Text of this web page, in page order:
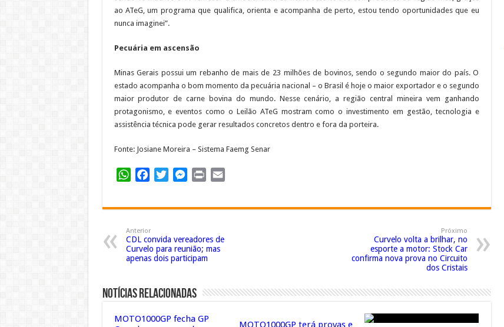
ao ATeG, um programa que qualifica, orienta e acompanha de perto, estou tendo oportunidades que eu
nunca imaginei”.
Pecuária em ascensão
Minas Gerais possui um rebanho de mais de 23 milhões de bovinos, sendo o segundo maior do país. O
estado acompanha o bom momento da pecuária nacional – o Brasil é hoje o maior exportador e o segundo
maior produtor de carne bovina do mundo. Nesse cenário, a região central mineira vem ganhando
protagonismo, e eventos como o Leilão ATeG mostram como o investimento em gestão, tecnologia e
assistência técnica pode gerar resultados concretos dentro e fora da porteira.
Fonte: Josiane Moreira – Sistema Faemg Senar
WhatsAppFacebookTwitterMessenger
Print
Anterior
CDL convida vereadores de
Curvelo para reunião; mas
apenas dois participam
Próximo
Curvelo volta a brilhar, no
esporte a motor: Stock Car
confirma nova prova no Circuito
dos Cristais
Notícias Relacionadas
MOTO1000GP fecha GP
MOTO1000GP terá provas e